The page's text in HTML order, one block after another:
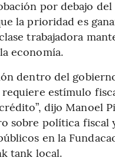
por debajo del
la prioridad es
trabajadora
economía.
dentro del
estímulo
dijo Manoel
sobre política fiscal
en la
tank local.